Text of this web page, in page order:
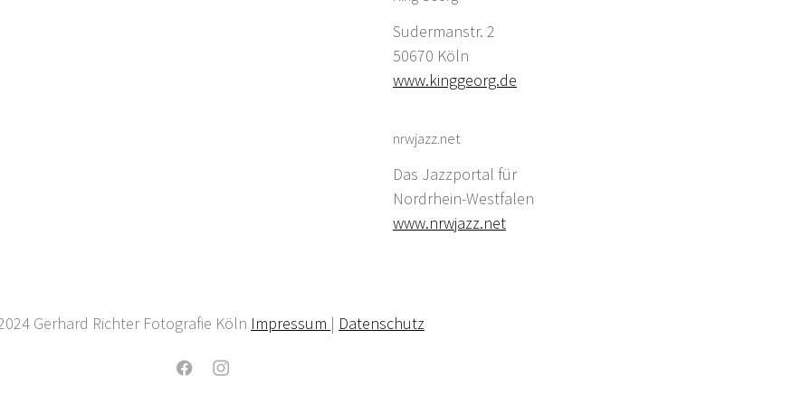
Sudermanstr. 2
50670 Köln
www.kinggeorg.de
nrwjazz.net
Das Jazzportal für
Nordrhein-Westfalen
www.nrwjazz.net
Gerhard Richter Fotografie Köln Impressum | Datenschutz
FacebookInstagram